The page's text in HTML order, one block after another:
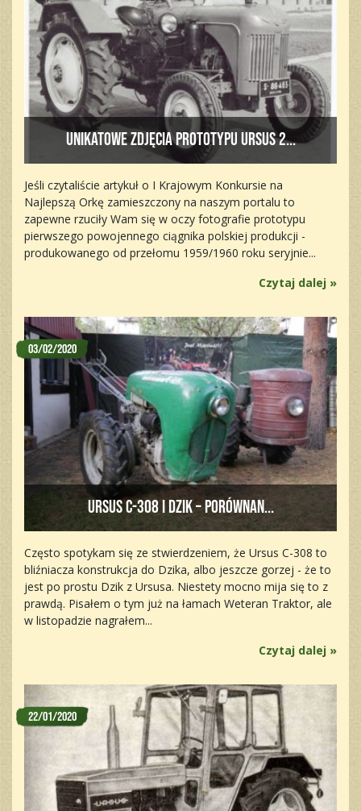
Unikatowe zdjęcia prototypu Ursus 2...
Jeśli czytaliście artykuł o I Krajowym Konkursie na
Najlepszą Orkę zamieszczony na naszym portalu to
zapewne rzuciły Wam się w oczy fotografie prototypu
pierwszego powojennego ciągnika polskiej produkcji -
produkowanego od przełomu 1959/1960 roku seryjnie...
Czytaj dalej »
Ursus C-308 i Dzik – porównan...
03/02/2020
Często spotykam się ze stwierdzeniem, że Ursus C-308 to
bliźniacza konstrukcja do Dzika, albo jeszcze gorzej - że to
jest po prostu Dzik z Ursusa. Niestety mocno mija się to z
prawdą. Pisałem o tym już na łamach Weteran Traktor, ale
w listopadzie nagrałem...
Czytaj dalej »
22/01/2020